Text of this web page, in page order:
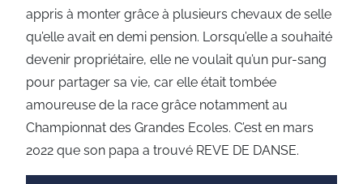
appris à monter grâce à plusieurs chevaux de selle
qu’elle avait en demi pension. Lorsqu’elle a souhaité
devenir propriétaire, elle ne voulait qu’un pur-sang
pour partager sa vie, car elle était tombée
amoureuse de la race grâce notamment au
Championnat des Grandes Ecoles. C’est en mars
2022 que son papa a trouvé REVE DE DANSE.